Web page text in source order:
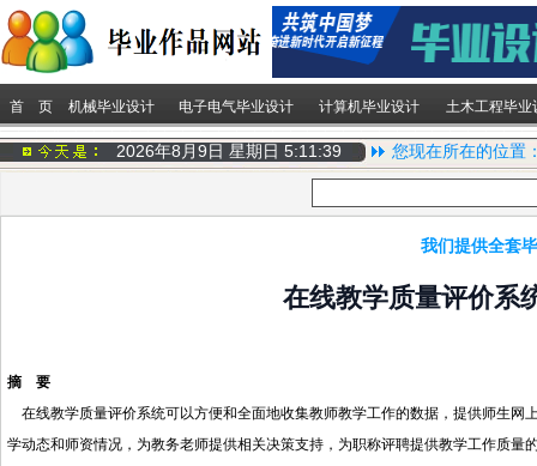
首 页 机械毕业设计 电子电气毕业设计 计算机毕业设计 土木工程毕业
2026年8月9日 星期日 5:11:39 您现在所在的位置
我们提供全套
在线教学质量评价系
摘 要
在线教学质量评价系统可以方便和全面地收集教师教学工作的数据，提供师生网
学动态和师资情况，为教务老师提供相关决策支持，为职称评聘提供教学工作质量